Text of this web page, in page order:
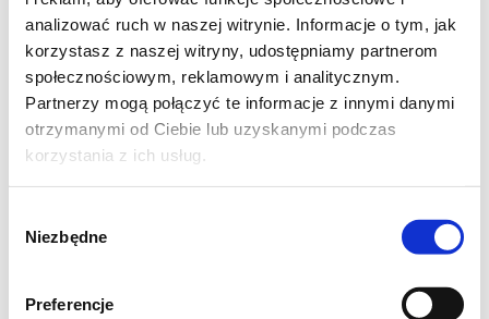
analizować ruch w naszej witrynie. Informacje o tym, jak
korzystasz z naszej witryny, udostępniamy partnerom
społecznościowym, reklamowym i analitycznym.
Partnerzy mogą połączyć te informacje z innymi danymi
otrzymanymi od Ciebie lub uzyskanymi podczas
korzystania z ich usług.
zgody
Niezbędne
Preferencje
naturalnego serka i masła. Był cudowanie
puszysty i dobrze przełamywał intensywny
smak ciasta. To wypiek w sam raz na jesień!